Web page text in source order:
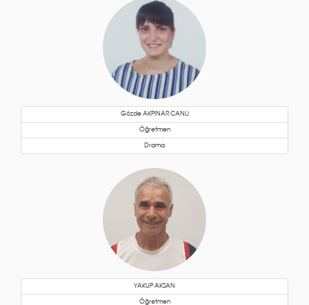
Gözde AKPINAR CANLI
Öğretmen
Drama
YAKUP AKSAN
Öğretmen